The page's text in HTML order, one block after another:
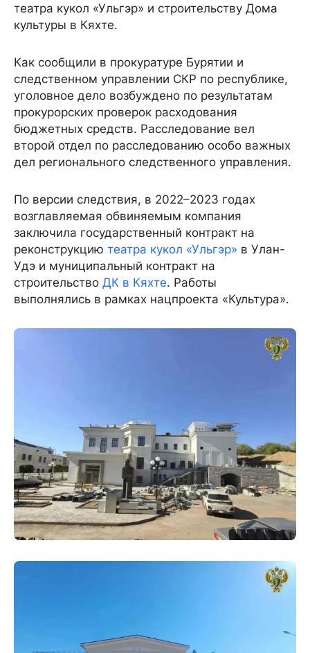
театра кукол «Ульгэр» и строительству Дома
культуры в Кяхте.
Как сообщили в прокуратуре Бурятии и
следственном управлении СКР по республике,
уголовное дело возбуждено по результатам
прокурорских проверок расходования
бюджетных средств. Расследование вел
второй отдел по расследованию особо важных
дел регионального следственного управления.
По версии следствия, в 2022–2023 годах
возглавляемая обвиняемым компания
заключила государственный контракт на
реконструкцию театра кукол «Ульгэр» в Улан-
Удэ и муниципальный контракт на
строительство ДК в Кяхте. Работы
выполнялись в рамках нацпроекта «Культура».